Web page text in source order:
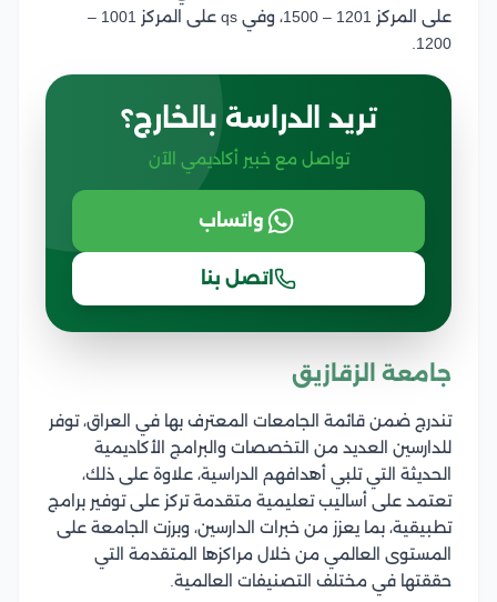
على المركز 1201 – 1500، وفي qs على المركز 1001 –
1200.
تريد الدراسة بالخارج؟
تواصل مع خبير أكاديمي الآن
واتساب
اتصل بنا
جامعة الزقازيق
تندرج ضمن قائمة الجامعات المعترف بها في العراق، توفر
للدارسين العديد من التخصصات والبرامج الأكاديمية
الحديثة التي تلبي أهدافهم الدراسية، علاوة على ذلك،
تعتمد على أساليب تعليمية متقدمة تركز على توفير برامج
تطبيقية، بما يعزز من خبرات الدارسين، وبرزت الجامعة على
المستوى العالمي من خلال مراكزها المتقدمة التي
حققتها في مختلف التصنيفات العالمية.